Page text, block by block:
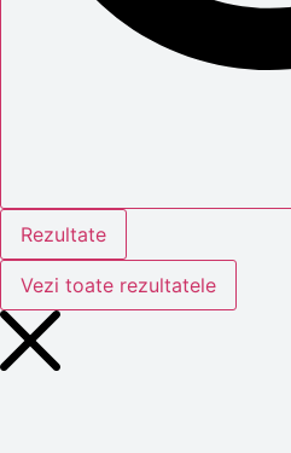
Rezultate
Vezi toate rezultatele